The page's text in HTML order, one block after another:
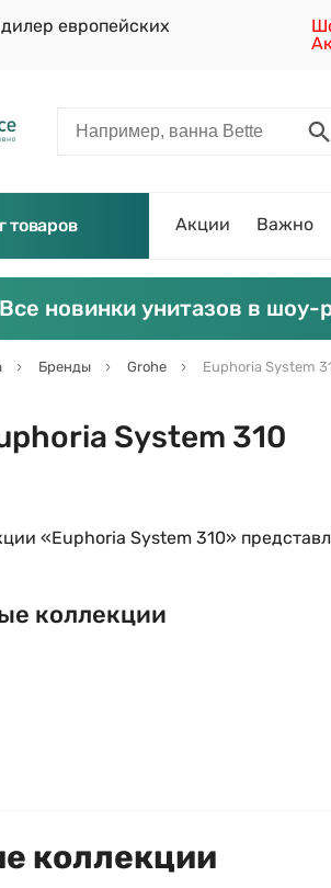
европейских
товаров Акции Важно
Все новинки унитазов в
Бренды Grohe Euphoria System
System 310
«Euphoria System 310»
коллекции
коллекции